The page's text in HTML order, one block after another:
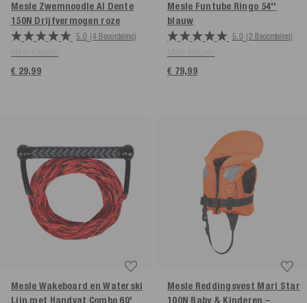
Mesle Zwemnoodle Al Dente
150N Drijfvermogen roze
5.0 (4 Beoordeling)
€ 29,99
Mesle Funtube Ringo 54''
blauw
5.0 (2 Beoordeling)
€ 79,99
Mesle Wakeboard en Waterski
Lijn met Handvat Combo 60'
Mesle Reddingsvest Mari Star
100N Baby & Kinderen –